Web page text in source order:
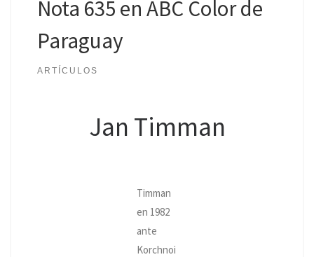
Nota 635 en ABC Color de
Paraguay
ARTÍCULOS
Jan Timman
Timman
en 1982
ante
Korchnoi